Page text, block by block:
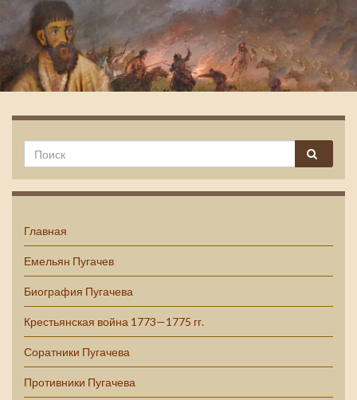
Емельян Пугачев
Главная
Емельян Пугачев
Биография Пугачева
Крестьянская война 1773—1775 гг.
Соратники Пугачева
Противники Пугачева